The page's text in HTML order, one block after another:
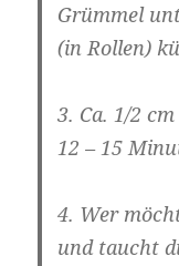
Grümmel
(in Rollen)
3. Ca. 1/2
12 – 15
4. Wer
und taucht